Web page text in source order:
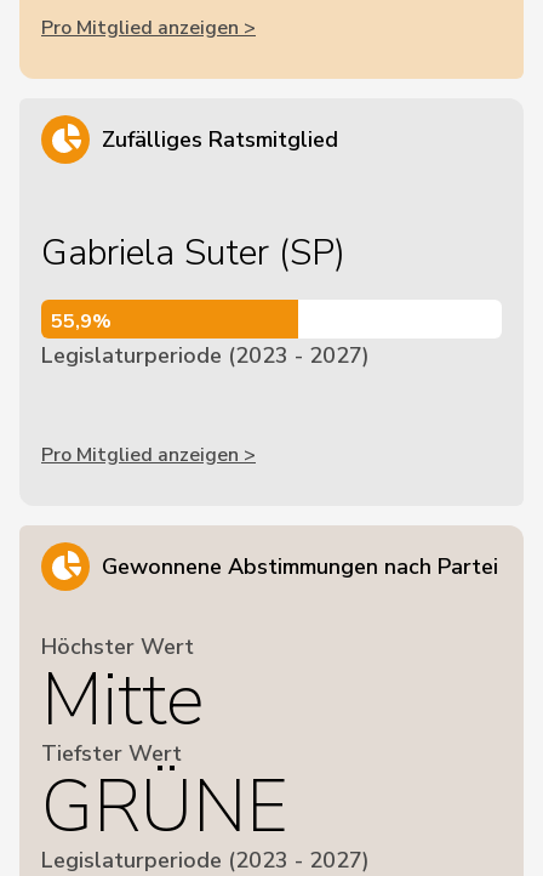
Pro Mitglied anzeigen >
Zufälliges Ratsmitglied
Gabriela Suter (SP)
55,9%
55,9%
Legislaturperiode (2023 - 2027)
Pro Mitglied anzeigen >
Gewonnene Abstimmungen nach Partei
Höchster Wert
Mitte
Tiefster Wert
GRÜNE
Legislaturperiode (2023 - 2027)